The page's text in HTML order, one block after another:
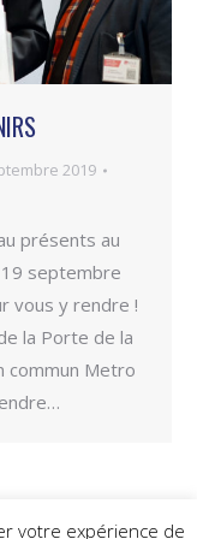
2019
présents au
19 septembre
vous y rendre !
la Porte de la
commun Metro
votre expérience de